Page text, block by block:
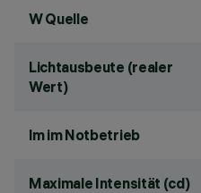
W Quelle
Lichtausbeute (realer
Wert)
lm im Notbetrieb
Maximale Intensität (cd)